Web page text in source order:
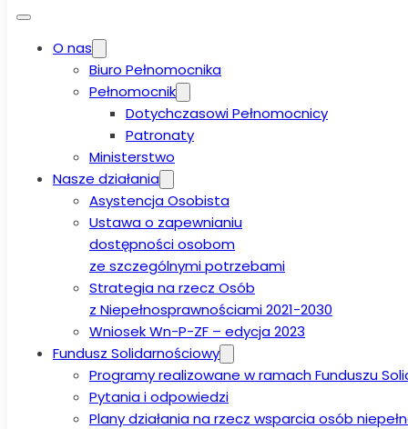
O nas
Biuro Pełnomocnika
Pełnomocnik
Dotychczasowi Pełnomocnicy
Patronaty
Ministerstwo
Nasze działania
Asystencja Osobista
Ustawa o zapewnianiu
dostępności osobom
ze szczególnymi potrzebami
Strategia na rzecz Osób
z Niepełnosprawnościami 2021-2030
Wniosek Wn-P-ZF – edycja 2023
Fundusz Solidarnościowy
Programy realizowane w ramach Funduszu
Pytania i odpowiedzi
Plany działania na rzecz wsparcia osób